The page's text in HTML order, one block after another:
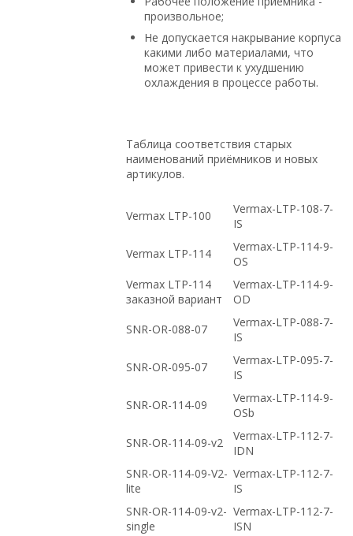
произвольное;
Не допускается накрывание корпуса
какими либо материалами, что
может привести к ухудшению
охлаждения в процессе работы.
Таблица соответствия старых
наименований приёмников и новых
артикулов.
Vermax LTP-100
Vermax-LTP-108-7-
IS
Vermax LTP-114
Vermax-LTP-114-9-
OS
Vermax LTP-114
заказной вариант
Vermax-LTP-114-9-
OD
SNR-OR-088-07
Vermax-LTP-088-7-
IS
SNR-OR-095-07
Vermax-LTP-095-7-
IS
SNR-OR-114-09
Vermax-LTP-114-9-
OSb
SNR-OR-114-09-v2
Vermax-LTP-112-7-
IDN
SNR-OR-114-09-V2-
lite
Vermax-LTP-112-7-
IS
SNR-OR-114-09-v2-
single
Vermax-LTP-112-7-
ISN